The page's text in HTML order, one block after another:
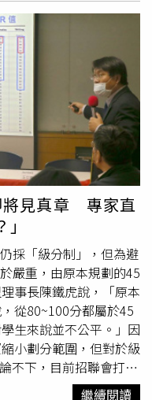
，有學生形容他像電影
理學士，同時擁有比較
候選人的顯赫學歷，李
次
及全民英檢
一身的跨界名師。如今
義的「保證班」制度，
願的創舉！還有「不設
扯落榜、失望、退費
理想志願！這筆補
校康莊大道的考生家長
給有遇見的人，許您與
的許願保證書，讓孩子
一毛不白花。（圖／李
異主要來自遺傳，事實
環境決定，教育對我們
會考5A++許願保證
取第一志願好評牆、實
被培養的後天能力！驚
費」家長們還等什麼？
將見真章 專家直
採「級分制」，但為避
嚴重，由原本規劃的45
事長陳鐵虎說，「原本
從80~100分都屬於45
生來說並不公平。」因
小劃分範圍，但對於級
不下，目前招聯會打算
開討論，最慢今年3月
繼續閱讀